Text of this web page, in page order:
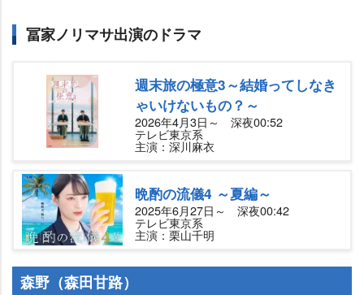
冨家ノリマサ出演のドラマ
週末旅の極意3～結婚ってしなき
ゃいけないもの？～
2026年4月3日～ 深夜00:52
テレビ東京系
主演：深川麻衣
晩酌の流儀4 ～夏編～
2025年6月27日～ 深夜00:42
テレビ東京系
主演：栗山千明
森野（森田甘路）